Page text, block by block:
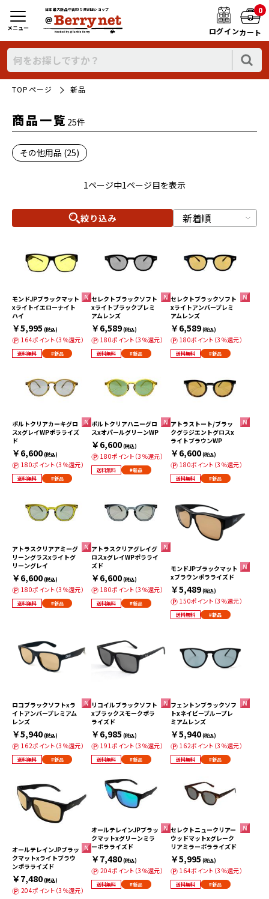
日本最大新品中古釣り具WEBショップ
ログイン
0
カート
メニュー
TOPページ 新品
商品一覧 25件
その他用品 (25)
1ページ中1ページ目を表示
絞り込み
モンドJPブラックマット
xライトイエローナイト
ハイ
￥5,995 (税込)
164ポイント（3％還元）
送料無料 #新品
セレクトブラックソフト
xライトブラックプレミ
アムレンズ
￥6,589(税込)
180ポイント（3％還元）
送料無料 #新品
セレクトブラックソフト
xライトアンバープレミ
アムレンズ
￥6,589(税込)
180ポイント（3％還元）
送料無料 #新品
ポルトクリアカーキグロ
スxグレイWPポラライズ
ド
￥6,600(税込)
180ポイント（3％還元）
送料無料 #新品
ポルトクリアハニーグロ
スxオパールグリーンWP
￥6,600(税込)
180ポイント（3％還元）
送料無料 #新品
アトラストート/ブラッ
クグラジエントグロスx
ライトブラウンWP
￥6,600(税込)
180ポイント（3％還元）
送料無料 #新品
アトラスクリアアミーグ
リーングラスxライトグ
リーングレイ
￥6,600(税込)
180ポイント（3％還元）
送料無料 #新品
アトラスクリアグレイグ
ロスxグレイWPポラライ
ズド
￥6,600(税込)
180ポイント（3％還元）
送料無料 #新品
モンドJPブラックマット
xブラウンポラライズド
￥5,489(税込)
150ポイント（3％還元）
送料無料 #新品
ロコブラックソフトxラ
イトアンバープレミアム
レンズ
￥5,940(税込)
162ポイント（3％還元）
送料無料 #新品
リコイルブラックソフト
xブラックスモークポラ
ライズド
￥6,985 (税込)
191ポイント（3％還元）
送料無料 #新品
フェントンブラックソフ
トxネイビーブループレ
ミアムレンズ
￥5,940(税込)
162ポイント（3％還元）
送料無料 #新品
オールテレインJPブラッ
クマットxライトブラウ
ンポラライズド
￥7,480(税込)
204ポイント（3％還元）
オールテレインJPブラッ
クマットxグリーンミラ
ーポラライズド
￥7,480(税込)
204ポイント（3％還元）
送料無料 #新品
セレクトニュークリアー
ウッドマットxグレーク
リアミラーポラライズド
￥5,995 (税込)
164ポイント（3％還元）
送料無料 #新品